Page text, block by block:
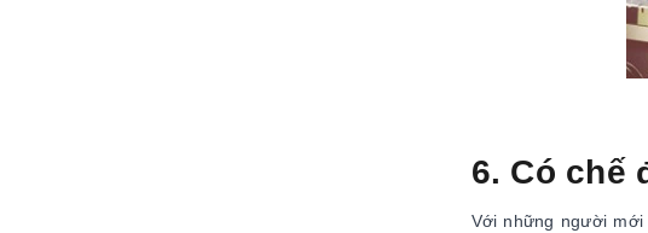
6. Có chế
Với những người